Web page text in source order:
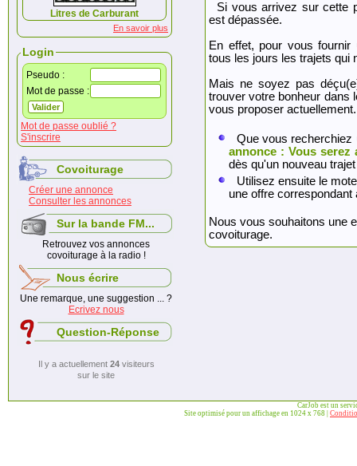
Litres de Carburant
En savoir plus
Login
Pseudo :
Mot de passe :
Mot de passe oublié ?
S'inscrire
Covoiturage
Créer une annonce
Consulter les annonces
Sur la bande FM...
Retrouvez vos annonces
covoiturage à la radio !
Nous écrire
Une remarque, une suggestion ... ?
Ecrivez nous
Question-Réponse
Il y a actuellement 24visiteurs
sur le site
Si vous arrivez sur cette
est dépassée.
En effet, pour vous fournir
tous les jours les trajets qui
Mais ne soyez pas
trouver votre bonheur dans
vous proposer actuellement.
Que vous
annonce : Vous serez
dès qu'un nouveau
Utilisez ensuite le
une offre
Nous vous souhaitons une
covoiturage.
CarJob est un
Site optimisé pour un affichage en 1024 x 768 |